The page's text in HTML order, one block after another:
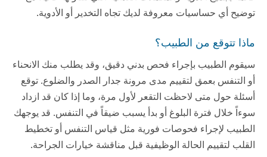
توضيح أي حساسيات معروفة لديك تجاه التخدير أو الأدوية.
ماذا تتوقع من الطبيب؟
سيقوم الطبيب بإجراء فحص بدني دقيق، وقد يطلب منك الانحناء
أو التنفس بعمق لتقييم مدى مرونة جدار الصدر والضلوع. توقع
أسئلة حول متى لاحظت التقعر لأول مرة، وما إذا كان قد ازداد
سوءاً خلال فترة البلوغ أو بدأ يسبب ضيقاً في التنفس. قد يوجهك
الطبيب لإجراء فحوصات فورية مثل قياس التنفس أو تخطيط
القلب لتقييم الحالة الوظيفية قبل مناقشة خيارات الجراحة.